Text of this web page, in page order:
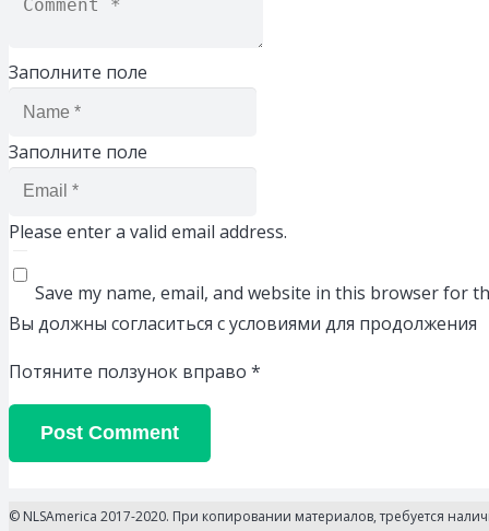
Заполните поле
Заполните поле
Please enter a valid email address.
Save my name, email, and website in this browser for
Вы должны согласиться с условиями для продолжения
Потяните ползунок вправо *
Post Comment
© NLSAmerica 2017-2020. При копировании материалов, требуется